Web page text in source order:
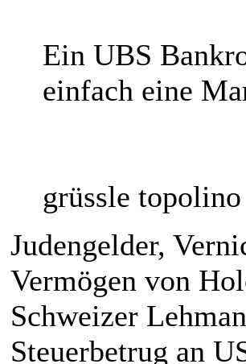
Ein UBS
einfach eine
grüssle topolino
Judengelder,
Vermögen von
Schweizer
Steuerbetrug an